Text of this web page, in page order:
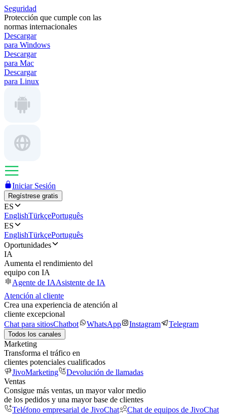
Seguridad
Protección que cumple con las
normas internacionales
Descargar
para Windows
Descargar
para Mac
Descargar
para Linux
Iniciar Sesión
Regístrese gratis
ES
EnglishTürkçePortuguês
ES
EnglishTürkçePortuguês
Oportunidades
IA
Aumenta el rendimiento del
equipo con IA
Agente de IAAsistente de IA
Atención al cliente
Crea una experiencia de atención al
cliente excepcional
Chat para sitiosChatbot WhatsApp Instagram Telegram
Todos los canales
Marketing
Transforma el tráfico en
clientes potenciales cualificados
JivoMarketing
Devolución de llamadas
Ventas
Consigue más ventas, un mayor valor medio
de los pedidos y una mayor base de clientes
Teléfono empresarial de JivoChat
Chat de equipos de JivoChat